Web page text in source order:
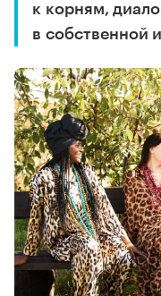
к корням,
в собственной